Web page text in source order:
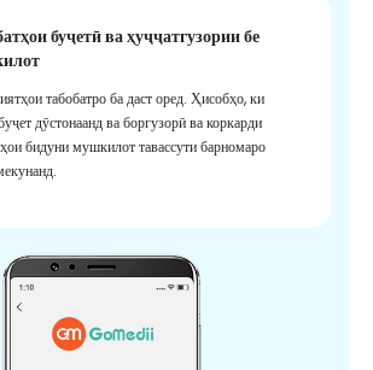
буҷетӣ ва ҳуҷҷатгузории бе
табобатро ба даст оред. Ҳисобҳо, ки
дӯстонаанд ва боргузорӣ ва коркарди
бидуни мушкилот тавассути барномаро